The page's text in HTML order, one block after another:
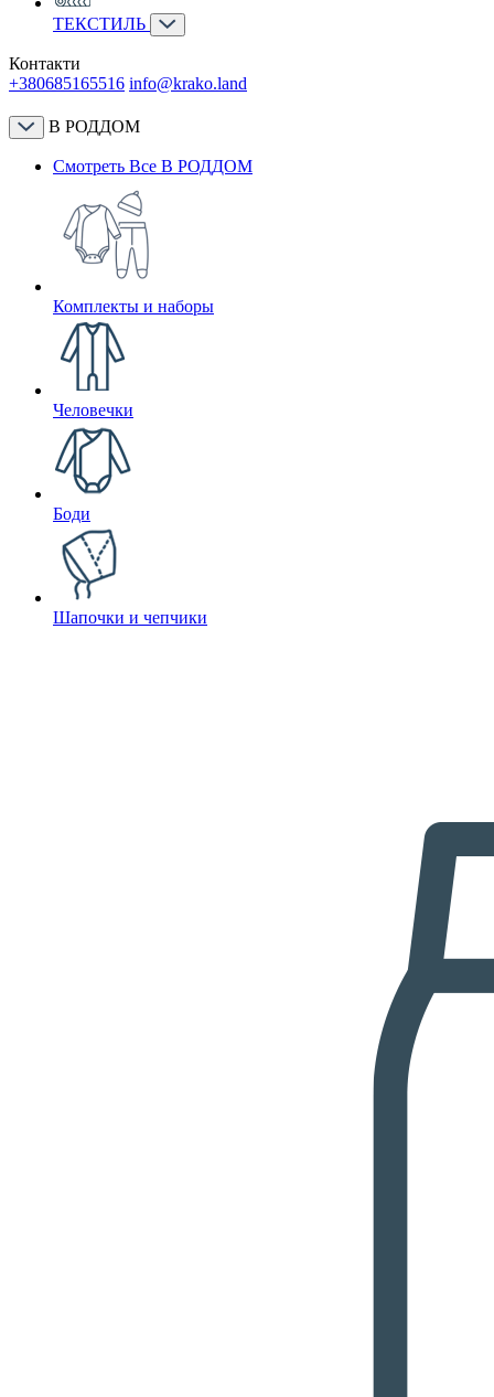
ТЕКСТИЛЬ
Контакти
+380685165516 info@krako.land
В РОДДОМ
Смотреть Все В РОДДОМ
Комплекты и наборы
Человечки
Боди
Шапочки и чепчики